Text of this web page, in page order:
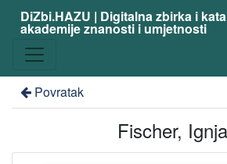
DiZbi.HAZU | Digitalna zbirka i
akademije znanosti i umjetnosti
Povratak
Fischer,